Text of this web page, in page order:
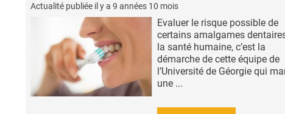
Actualité publiée il y a 9 années 10 mois
Evaluer le risque possible de
certains amalgames
la santé humaine, c’est la
démarche de cette équipe de
l’Université de Géorgie qui
une ...